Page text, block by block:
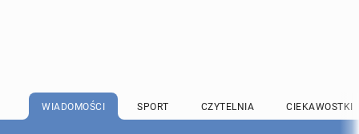
WIADOMOŚCI SPORT CZYTELNIA CIEKAWOSTKI